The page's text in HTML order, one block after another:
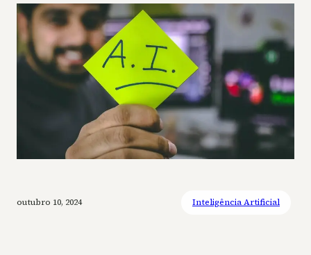
outubro 10, 2024 Inteligência Artificial